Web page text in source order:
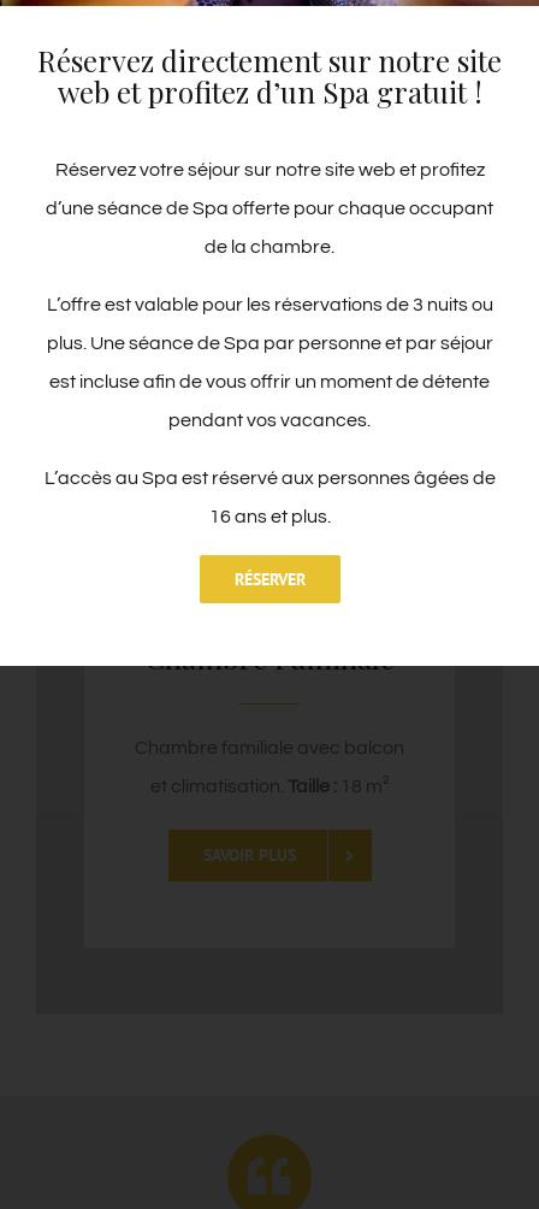
climatisation et vue.
Taille :
Chambre Familiale
Chambre familiale avec balcon
et climatisation.Taille :18 m²
Réservez directement sur notre site
web et profitez d’un Spa gratuit !
Réservez votre séjour sur notre site web et profitez
d’une séance de Spa offerte pour chaque occupant
de la chambre.
L’offre est valable pour les réservations de 3 nuits ou
plus. Une séance de Spa par personne et par séjour
est incluse afin de vous offrir un moment de détente
pendant vos vacances.
L’accès au Spa est réservé aux personnes âgées de
16 ans et plus.
RÉSERVER